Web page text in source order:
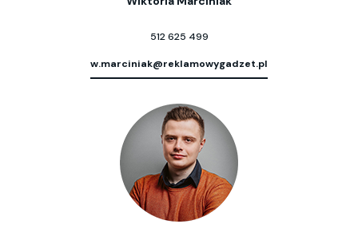
512 625 499
w.marciniak@reklamowygadzet.pl